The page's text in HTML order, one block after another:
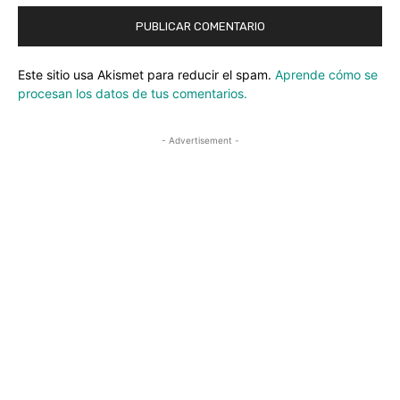
Este sitio usa Akismet para reducir el spam. Aprende cómo se
procesan los datos de tus comentarios.
- Advertisement -